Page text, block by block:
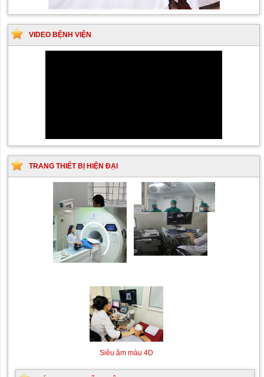
VIDEO BỆNH VIỆN
TRANG THIẾT BỊ HIỆN ĐẠI
Máy chụp cộng hưởng từ
MRI
Siêu âm Doppler xuyên
sọ
Máy siêu âm tim
Kỹ thuật chụp mạch máu
não bằng hệ thống chụp
Siêu âm màu 4D